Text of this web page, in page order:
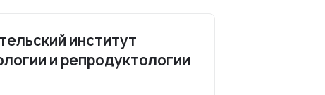
институт
и репродуктологии